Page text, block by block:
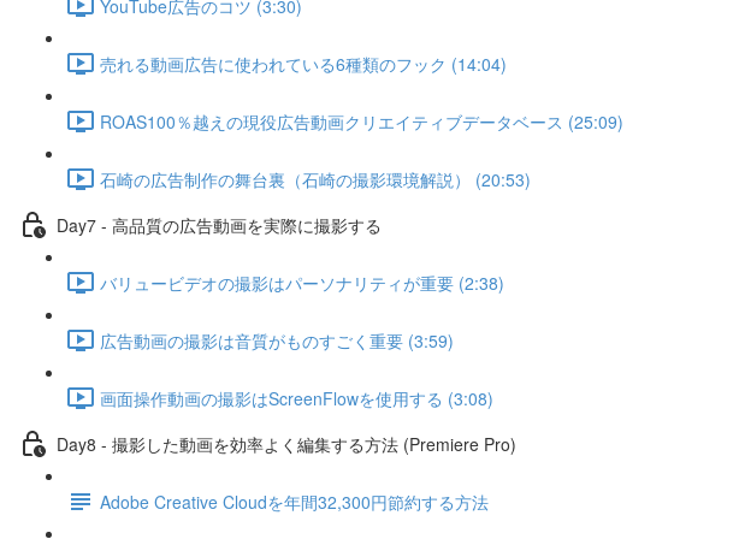
YouTube広告のコツ (3:30)
売れる動画広告に使われている6種類のフック (14:04)
ROAS100％越えの現役広告動画クリエイティブデータベース (25:09)
石崎の広告制作の舞台裏（石崎の撮影環境解説） (20:53)
Day7 - 高品質の広告動画を実際に撮影する
バリュービデオの撮影はパーソナリティが重要 (2:38)
広告動画の撮影は音質がものすごく重要 (3:59)
画面操作動画の撮影はScreenFlowを使用する (3:08)
Day8 - 撮影した動画を効率よく編集する方法 (Premiere Pro)
Adobe Creative Cloudを年間32,300円節約する方法